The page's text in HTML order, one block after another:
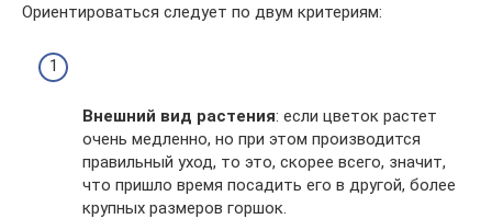
Ориентироваться следует по двум критериям:
Внешний вид растения: если цветок растет
очень медленно, но при этом производится
правильный уход, то это, скорее всего, значит,
что пришло время посадить его в другой, более
крупных размеров горшок.